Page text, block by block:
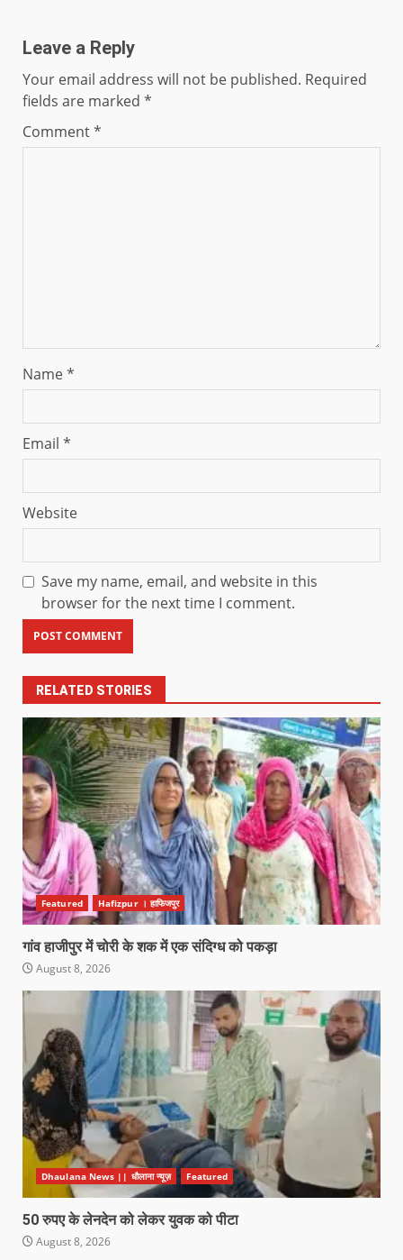
Leave a Reply
Your email address will not be published. Required
fields are marked *
Comment*
Name*
Email *
Website
Save my name, email, and website in this
browser for the next time I comment.
RELATED STORIES
Featured Hafizpur । हाफिजपुर
गांव हाजीपुर में चोरी के शक में एक संदिग्ध को पकड़ा
August 8, 2026
Dhaulana News || धौलाना न्यूज़ Featured
50 रुपए के लेनदेन को लेकर युवक को पीटा
August 8, 2026